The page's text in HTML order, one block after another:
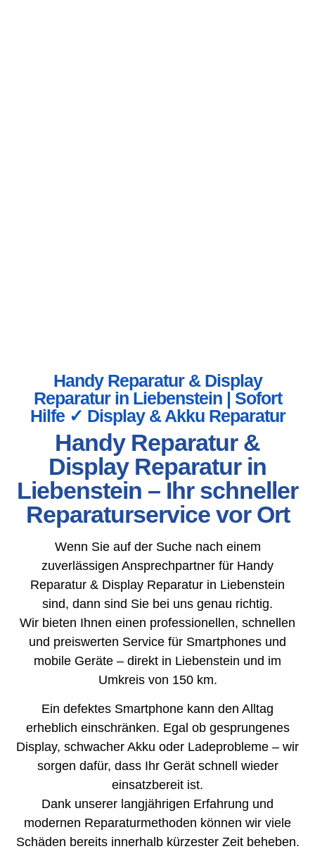
Handy Reparatur & Display
Reparatur in Liebenstein | Sofort
Hilfe ✓ Display & Akku Reparatur
Handy Reparatur &
Display Reparatur in
Liebenstein – Ihr schneller
Reparaturservice vor Ort
Wenn Sie auf der Suche nach einem
zuverlässigen Ansprechpartner für Handy
Reparatur & Display Reparatur in Liebenstein
sind, dann sind Sie bei uns genau richtig.
Wir bieten Ihnen einen professionellen, schnellen
und preiswerten Service für Smartphones und
mobile Geräte – direkt in Liebenstein und im
Umkreis von 150 km.
Ein defektes Smartphone kann den Alltag
erheblich einschränken. Egal ob gesprungenes
Display, schwacher Akku oder Ladeprobleme – wir
sorgen dafür, dass Ihr Gerät schnell wieder
einsatzbereit ist.
Dank unserer langjährigen Erfahrung und
modernen Reparaturmethoden können wir viele
Schäden bereits innerhalb kürzester Zeit beheben.